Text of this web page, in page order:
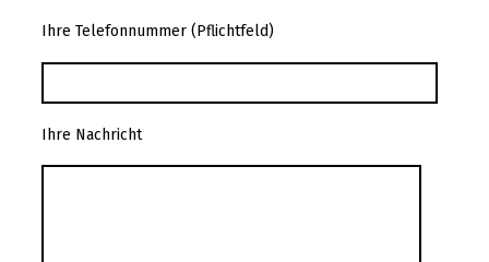
Ihre Telefonnummer (Pflichtfeld)
Ihre Nachricht